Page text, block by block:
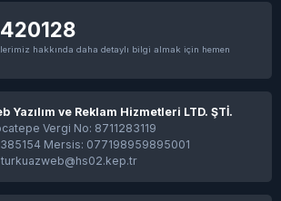
hakkında daha detaylı bilgi almak için hemen
Yazılım ve Reklam Hizmetleri LTD. ŞTİ.
Vergi No: 8711283119
Mersis: 077198959895001